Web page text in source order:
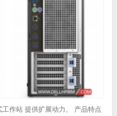
作站 提供扩展动力。 产品特点